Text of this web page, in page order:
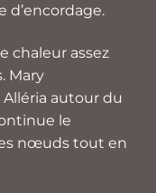
d’encordage.
chaleur assez
Mary
autour du
le
nœuds tout en